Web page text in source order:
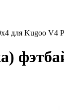
для Kugoo V4